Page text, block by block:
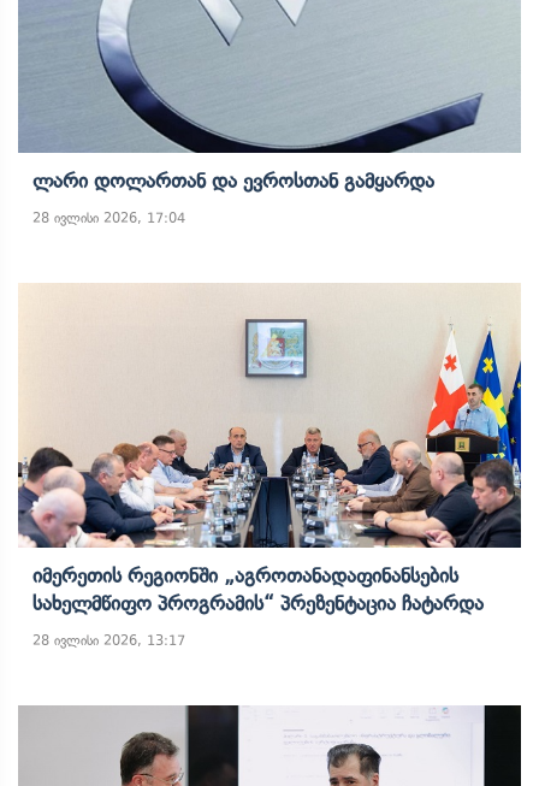
Ლარი Დოლართან Და Ევროსთან Გამყარდა
28 ივლისი 2026, 17:04
Იმერეთის Რეგიონში „აგროთანადაფინანსების
Სახელმწიფო Პროგრამის“ Პრეზენტაცია Ჩატარდა
28 ივლისი 2026, 13:17